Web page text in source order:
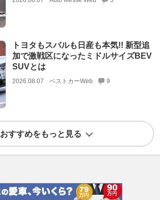
トヨタもスバルも日産も本気!! 新型追
加で激戦区になったミドルサイズBEV
SUVとは
2026.08.07 ベストカーWeb 9
おすすめをもっと見る